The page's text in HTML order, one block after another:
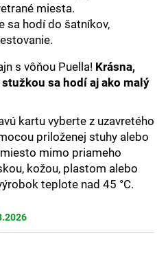
miesta.
sa hodí do šatníkov,
s vôňou Puella! Krásna,
sa hodí aj ako malý
kartu vyberte z uzavretého
priloženej stuhy alebo
mimo priameho
kožou, plastom alebo
teplote nad 45 °C.